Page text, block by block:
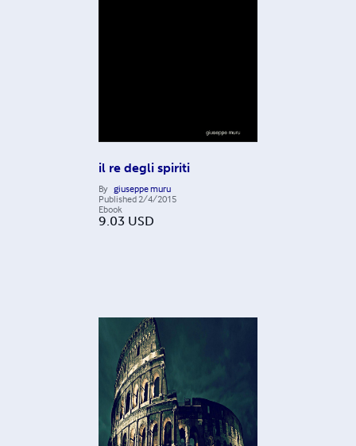
il re degli spiriti
By giuseppe muru
Published 2/4/2015
Ebook
9.03 USD